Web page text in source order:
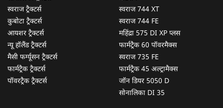
स्वराज ट्रैक्टर्स
कुबोटा ट्रैक्टर्स
आयशर ट्रैक्टर्स
न्यू हॉलैंड ट्रैक्टर्स
मैसी फर्ग्यूसन ट्रैक्टर्स
फार्मट्रैक ट्रैक्टर्स
पॉवरट्रैक ट्रैक्टर्स
स्वराज 744 XT
स्वराज 744 FE
महिंद्रा 575 DI XP प्लस
फार्मट्रैक 60 पॉवरमैक्स
स्वराज 735 FE
फार्मट्रैक 45 अल्ट्रामैक्स
जॉन डियर 5050 D
सोनालिका DI 35